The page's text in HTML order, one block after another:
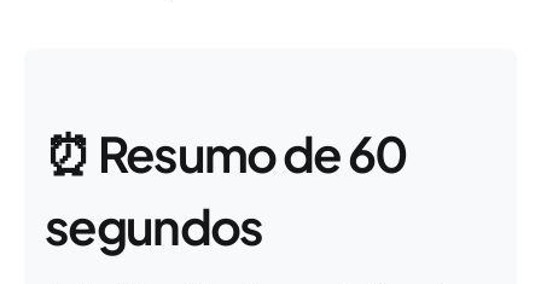
⏰ Resumo de 60
segundos